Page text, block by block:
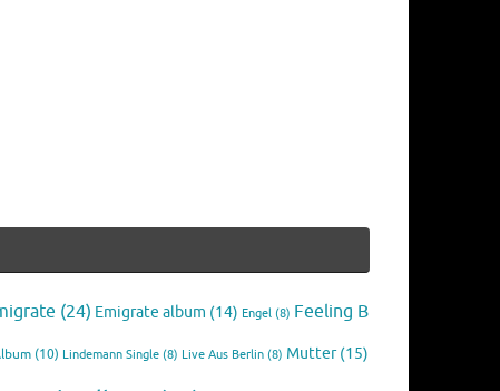
(24) Emigrate album (14) Engel (8) Feeling B
(10) Lindemann Single (8) Live Aus Berlin (8) Mutter(15)